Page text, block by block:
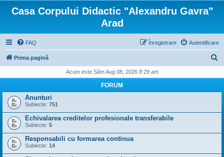
Casa Corpului Didactic "Alexandru Gavra"
Arad
FAQ Autentificare
Înregistrare
Prima pagină
t
Acum este Sâm Aug 08, 2026 8:29 am
FORUM
Anunturi
Subiecte: 751
Echivalarea creditelor profesionale transferabile
Subiecte: 5
Responsabili cu formarea continua
Subiecte: 14